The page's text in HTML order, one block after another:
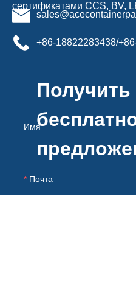
Имя
Почта
сертификатами CCS, BV,
+86-18822283438/
Получить